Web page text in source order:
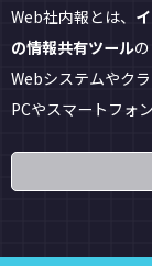
Web社内報とは、
の情報共有ツール
Webシステムやク
PCやスマートフォ